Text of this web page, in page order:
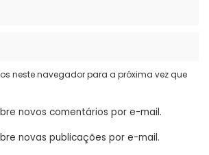
neste navegador para a próxima vez que
novos comentários por e-mail.
novas publicações por e-mail.